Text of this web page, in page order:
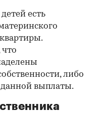
есть
либо
данной выплаты.